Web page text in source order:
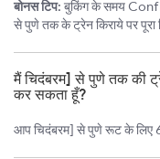
बोनस टिप: बुकिंग के समय
से पुणे तक के ट्रेन किराये पर पूरा
मैं चिदंबरम] से पुणे तक की
कर सकता हूँ?
आप चिदंबरम] से पुणे रूट के लिए